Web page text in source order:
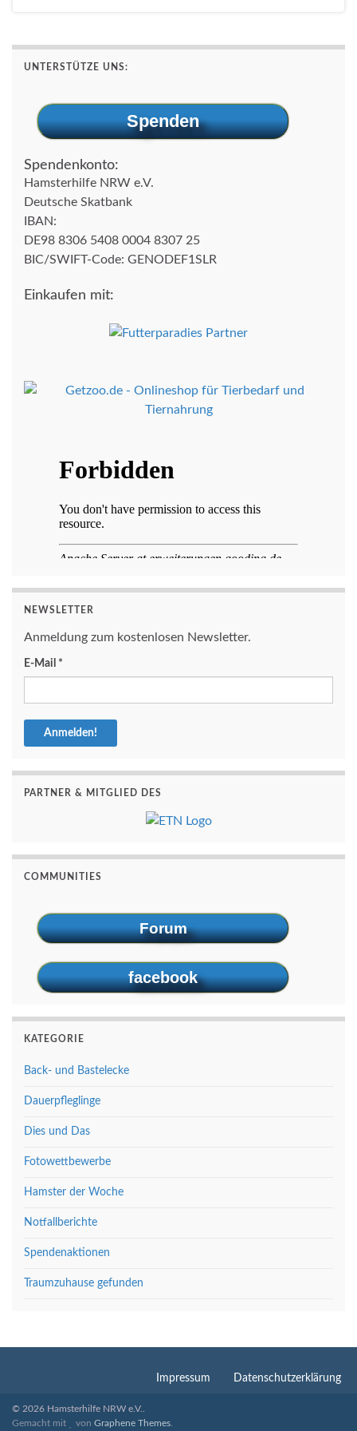
UNTERSTÜTZE UNS:
Spenden
Spendenkonto:
Hamsterhilfe NRW e.V.
Deutsche Skatbank
IBAN:
DE98 8306 5408 0004 8307 25
BIC/SWIFT-Code: GENODEF1SLR
Einkaufen mit:
NEWSLETTER
Anmeldung zum kostenlosen Newsletter.
E-Mail *
PARTNER & MITGLIED DES
COMMUNITIES
Forum
facebook
KATEGORIE
Back- und Bastelecke
Dauerpfleglinge
Dies und Das
Fotowettbewerbe
Hamster der Woche
Notfallberichte
Spendenaktionen
Traumzuhause gefunden
Impressum Datenschutzerklärung
© 2026 Hamsterhilfe NRW e.V..
Gemacht mit
vonGraphene Themes